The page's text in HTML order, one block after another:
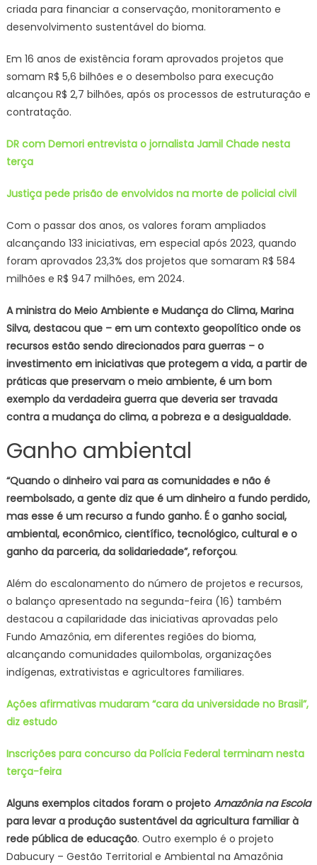
criada para financiar a conservação, monitoramento e
desenvolvimento sustentável do bioma.
Em 16 anos de existência foram aprovados projetos que
somam R$ 5,6 bilhões e o desembolso para execução
alcançou R$ 2,7 bilhões, após os processos de estruturação e
contratação.
DR com Demori entrevista o jornalista Jamil Chade nesta
terça
Justiça pede prisão de envolvidos na morte de policial civil
Com o passar dos anos, os valores foram ampliados
alcançando 133 iniciativas, em especial após 2023, quando
foram aprovados 23,3% dos projetos que somaram R$ 584
milhões e R$ 947 milhões, em 2024.
A ministra do Meio Ambiente e Mudança do Clima, Marina
Silva, destacou que – em um contexto geopolítico onde os
recursos estão sendo direcionados para guerras – o
investimento em iniciativas que protegem a vida, a partir de
práticas que preservam o meio ambiente, é um bom
exemplo da verdadeira guerra que deveria ser travada
contra a mudança do clima, a pobreza e a desigualdade.
Ganho ambiental
“Quando o dinheiro vai para as comunidades e não é
reembolsado, a gente diz que é um dinheiro a fundo perdido,
mas esse é um recurso a fundo ganho. É o ganho social,
ambiental, econômico, científico, tecnológico, cultural e o
ganho da parceria, da solidariedade”, reforçou.
Além do escalonamento do número de projetos e recursos,
o balanço apresentado na segunda-feira (16) também
destacou a capilaridade das iniciativas aprovadas pelo
Fundo Amazônia, em diferentes regiões do bioma,
alcançando comunidades quilombolas, organizações
indígenas, extrativistas e agricultores familiares.
Ações afirmativas mudaram “cara da universidade no Brasil”,
diz estudo
Inscrições para concurso da Polícia Federal terminam nesta
terça-feira
Alguns exemplos citados foram o projeto Amazônia na Escola
para levar a produção sustentável da agricultura familiar à
rede pública de educação. Outro exemplo é o projeto
Dabucury – Gestão Territorial e Ambiental na Amazônia